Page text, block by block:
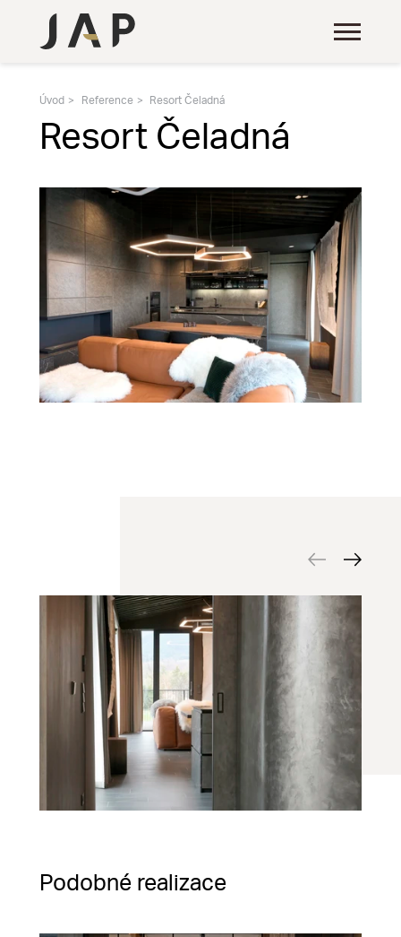
Úvod Reference Resort Čeladná
Resort Čeladná
Podobné realizace